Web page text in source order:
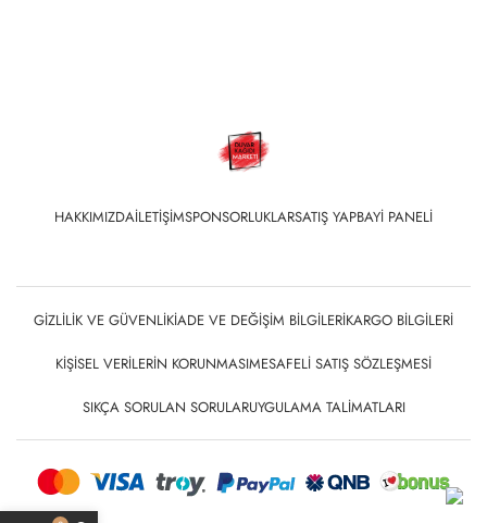
HAKKIMIZDAİLETIŞIMSPONSORLUKLARSATIŞ YAPBAYI PANELI
GIZLILIK VE GÜVENLIKİADE VE DEĞIŞIM BILGILERIKARGO BILGILERI
KIŞISEL VERILERIN KORUNMASIMESAFELI SATIŞ SÖZLEŞMESI
SIKÇA SORULAN SORULARUYGULAMA TALIMATLARI